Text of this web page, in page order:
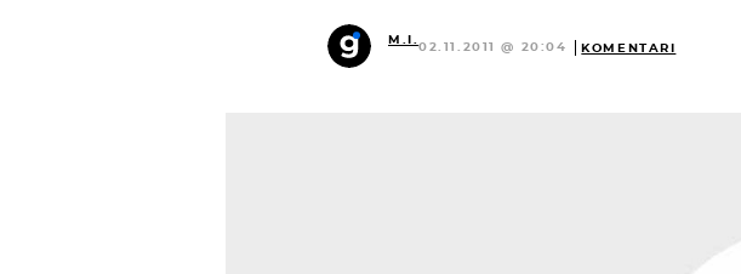
M.I.
02.11.2011 @ 20:04 KOMENTARI